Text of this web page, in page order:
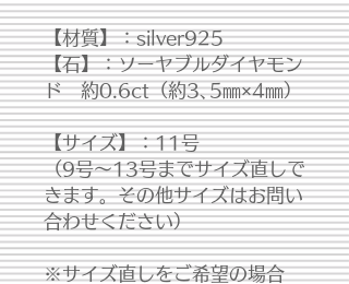
【材質】：silver925
【石】：ソーヤブルダイヤモン
ド 約0.6ct（約3､5㎜×4㎜）
【サイズ】：11号
（9号～13号までサイズ直しで
きます。その他サイズはお問い
合わせください）
※サイズ直しをご希望の場合